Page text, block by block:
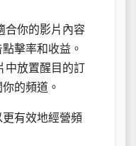
合你的影片內容
擊率和收益。
中放置醒目的訂
的頻道。
有效地經營頻